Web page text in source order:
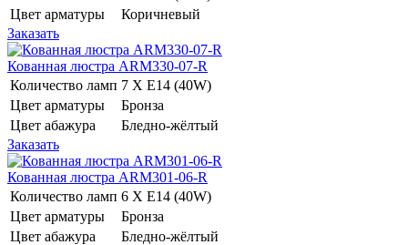
Цвет арматуры
Коричневый
Заказать
Кованная люстра ARM330-07-R
Количество ламп 7 Х E14 (40W)
Цвет арматуры
Бронза
Цвет абажура
Бледно-жёлтый
Заказать
Кованная люстра ARM301-06-R
Количество ламп 6 Х E14 (40W)
Цвет арматуры
Бронза
Цвет абажура
Бледно-жёлтый